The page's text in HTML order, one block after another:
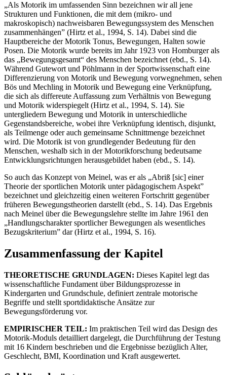
„Als Motorik im umfassenden Sinn bezeichnen wir all jene
Strukturen und Funktionen, die mit dem (mikro- und
makroskopisch) nachweisbaren Bewegungssystem des Menschen
zusammenhängen” (Hirtz et al., 1994, S. 14). Dabei sind die
Hauptbereiche der Motorik Tonus, Bewegungen, Halten sowie
Posen. Die Motorik wurde bereits im Jahr 1923 von Homburger als
das „Bewegungsgesamt“ des Menschen bezeichnet (ebd., S. 14).
Während Gutewort und Pöhlmann in der Sportwissenschaft eine
Differenzierung von Motorik und Bewegung vorwegnehmen, sehen
Bös und Mechling in Motorik und Bewegung eine Verknüpfung,
die sich als differeute Auffassung zum Verhältnis von Bewegung
und Motorik widerspiegelt (Hirtz et al., 1994, S. 14). Sie
untergliedern Bewegung und Motorik in unterschiedliche
Gegenstandsbereiche, wobei ihre Verknüpfung identisch, disjunkt,
als Teilmenge oder auch gemeinsame Schnittmenge bezeichnet
wird. Die Motorik ist von grundlegender Bedeutung für den
Menschen, weshalb sich in der Motorikforschung bedeutsame
Entwicklungsrichtungen herausgebildet haben (ebd., S. 14).
So auch das Konzept von Meinel, was er als „Abriß [sic] einer
Theorie der sportlichen Motorik unter pädagogischem Aspekt”
bezeichnet und gleichzeitig einen weiteren Fortschritt gegenüber
früheren Bewegungstheorien darstellt (ebd., S. 14). Das Ergebnis
nach Meinel über die Bewegungslehre stellte im Jahre 1961 den
„Handlungscharakter sportlicher Bewegungen als wesentliches
Bezugskriterium” dar (Hirtz et al., 1994, S. 16).
Zusammenfassung der Kapitel
THEORETISCHE GRUNDLAGEN: Dieses Kapitel legt das
wissenschaftliche Fundament über Bildungsprozesse in
Kindergarten und Grundschule, definiert zentrale motorische
Begriffe und stellt sportdidaktische Ansätze zur
Bewegungsförderung vor.
EMPIRISCHER TEIL: Im praktischen Teil wird das Design des
Motorik-Moduls detailliert dargelegt, die Durchführung der Testung
mit 16 Kindern beschrieben und die Ergebnisse bezüglich Alter,
Geschlecht, BMI, Koordination und Kraft ausgewertet.